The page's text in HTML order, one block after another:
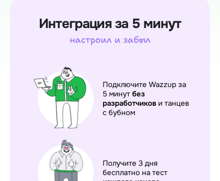
Интеграция за 5 минут
настроил и забыл
Подключите Wazzup за
5 минут без
разработчиков и танцев
с бубном
Получите 3 дня
бесплатно на тест